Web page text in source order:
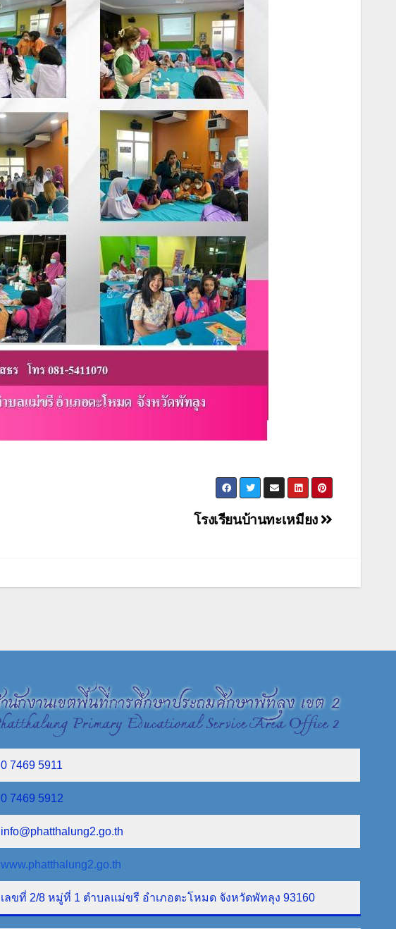
โรงเรียนบ้านทะเหมียง
0 7469 5911
0 7469 5912
info@phatthalung2.go.th
www.phatthalung2.go.th
เลขที่ 2/8 หมู่ที่ 1 ตำบลแม่ขรี อำเภอตะโหมด จังหวัดพัทลุง 93160